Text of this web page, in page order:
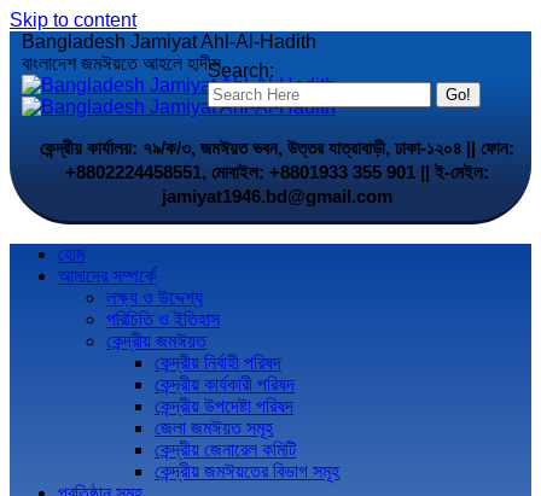
Skip to content
Search:
Bangladesh Jamiyat Ahl-Al-Hadith
বাংলাদেশ জমঈয়তে আহলে হাদীস
কেন্দ্রীয় কার্যালয়: ৭৯/ক/৩, জমঈয়ত ভবন, উত্তর যাত্রাবাড়ী, ঢাকা-১২০৪ || ফোন:
+8802224458551, মোবাইল: +8801933 355 901 || ই-মেইল:
jamiyat1946.bd@gmail.com
হোম
আমাদের সম্পর্কে
লক্ষ্য ও উদ্দেশ্য
পরিচিতি ও ইতিহাস
কেন্দ্রীয় জমঈয়ত
কেন্দ্রীয় নির্বাহী পরিষদ
কেন্দ্রীয় কার্যকারী পরিষদ
কেন্দ্রীয় উপদেষ্টা পরিষদ
জেলা জমঈয়ত সমূহ
কেন্দ্রীয় জেনারেল কমিটি
কেন্দ্রীয় জমঈয়তের বিভাগ সমূহ